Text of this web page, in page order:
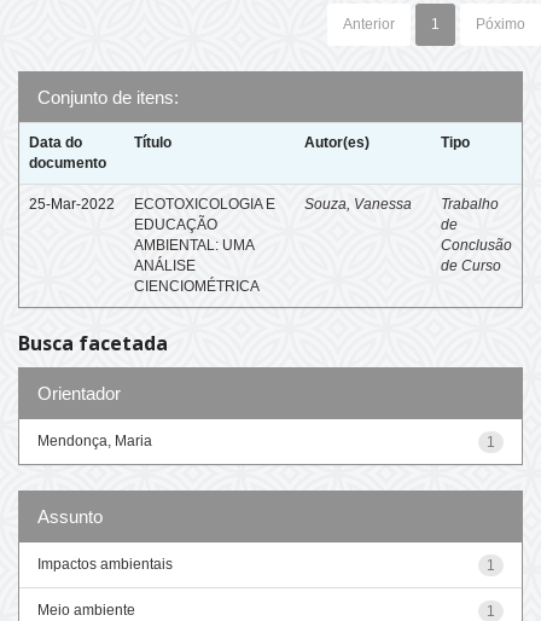
Anterior 1 Póximo
Conjunto de itens:
Data do
documento
Título Autor(es) Tipo
25-Mar-2022
ECOTOXICOLOGIA E
EDUCAÇÃO
AMBIENTAL: UMA
ANÁLISE
CIENCIOMÉTRICA
Souza, Vanessa
Trabalho
de
Conclusão
de Curso
Busca facetada
Orientador
1
Mendonça, Maria
Assunto
1
Impactos ambientais
1
Meio ambiente